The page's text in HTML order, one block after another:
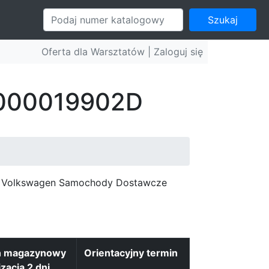
Szukaj
Oferta dla Warsztatów | Zaloguj się
Samochody Dostawcze
magazynowy
Orientacyjny termin